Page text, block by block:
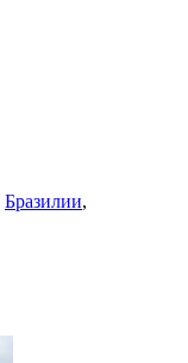
Бразилии,